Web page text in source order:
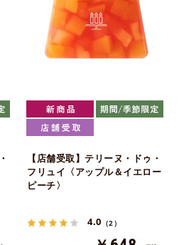
【店舗受取】テリーヌ・ドゥ・
フリュイ〈アップル＆イエロー
ピーチ〉
4.0 （2）